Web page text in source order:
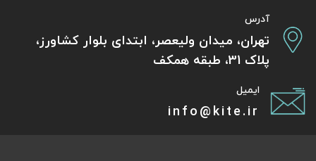
آدرس
تهران، میدان ولیعصر، ابتدای بلوار کشاورز،
پلاک 31، طبقه همکف
ایمیل
info@kite.ir